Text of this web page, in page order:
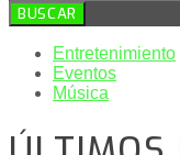
Entretenimiento
Eventos
Música